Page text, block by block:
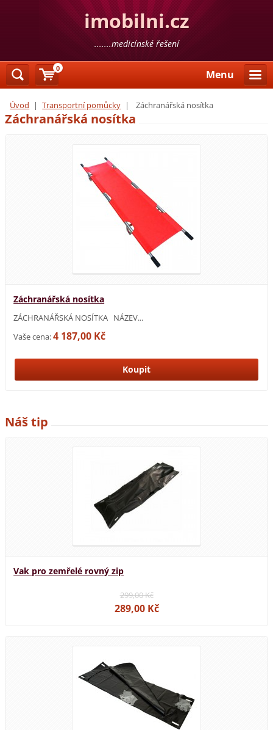
imobilni.cz
.......medicínské řešení
Menu
Úvod | Transportní pomůcky | Záchranářská nosítka
Záchranářská nosítka
Záchranářská nosítka
ZÁCHRANÁŘSKÁ NOSÍTKA NÁZEV...
Vaše cena:4 187,00 Kč
Náš tip
Vak pro zemřelé rovný zip
299,00 Kč
289,00 Kč
0